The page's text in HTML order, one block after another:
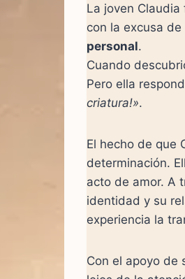
La joven
con la excusa
personal.
Cuando
Pero ella
criatura!».
El hecho de que
determinación.
acto de amor. A
identidad y su
experiencia la
Con el apoyo de